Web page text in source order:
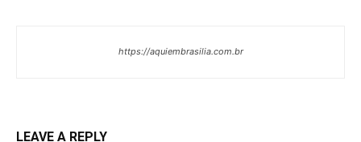
https://aquiembrasilia.com.br
LEAVE A REPLY